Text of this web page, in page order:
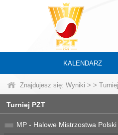
KALENDARZ
Znajdujesz się: Wyniki > > Turniej
Turniej PZT
MP - Halowe Mistrzostwa